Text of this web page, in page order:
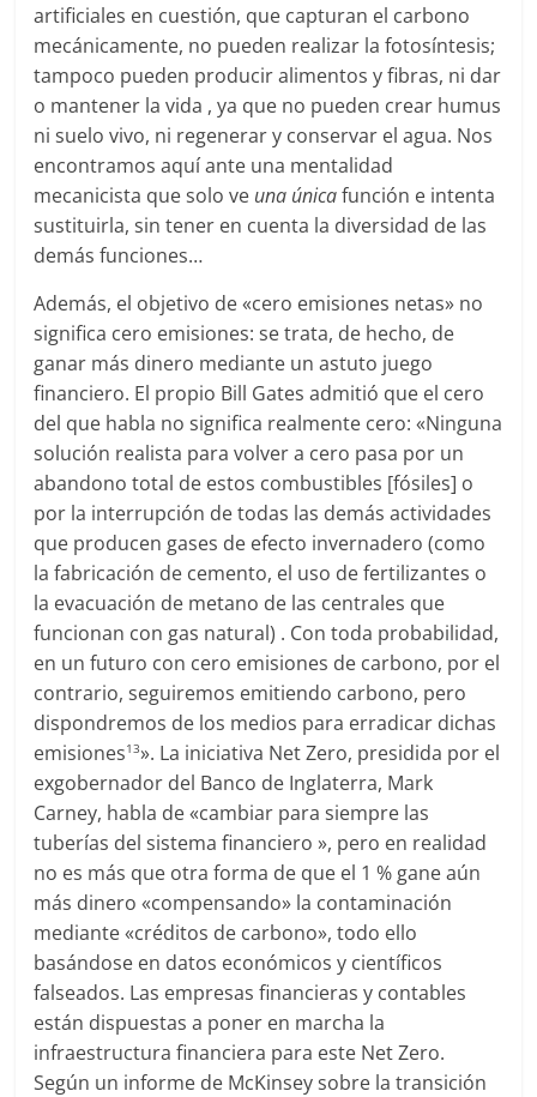
artificiales en cuestión, que capturan el carbono
mecánicamente, no pueden realizar la fotosíntesis;
tampoco pueden producir alimentos y fibras, ni dar
o mantener la vida , ya que no pueden crear humus
ni suelo vivo, ni regenerar y conservar el agua. Nos
encontramos aquí ante una mentalidad
mecanicista que solo ve una únicafunción e intenta
sustituirla, sin tener en cuenta la diversidad de las
demás funciones…
Además, el objetivo de «cero emisiones netas» no
significa cero emisiones: se trata, de hecho, de
ganar más dinero mediante un astuto juego
financiero. El propio Bill Gates admitió que el cero
del que habla no significa realmente cero: «Ninguna
solución realista para volver a cero pasa por un
abandono total de estos combustibles [fósiles] o
por la interrupción de todas las demás actividades
que producen gases de efecto invernadero (como
la fabricación de cemento, el uso de fertilizantes o
la evacuación de metano de las centrales que
funcionan con gas natural) . Con toda probabilidad,
en un futuro con cero emisiones de carbono, por el
contrario, seguiremos emitiendo carbono, pero
dispondremos de los medios para erradicar dichas
emisiones13». La iniciativa Net Zero, presidida por el
exgobernador del Banco de Inglaterra, Mark
Carney, habla de «cambiar para siempre las
tuberías del sistema financiero », pero en realidad
no es más que otra forma de que el 1 % gane aún
más dinero «compensando» la contaminación
mediante «créditos de carbono», todo ello
basándose en datos económicos y científicos
falseados. Las empresas financieras y contables
están dispuestas a poner en marcha la
infraestructura financiera para este Net Zero.
Según un informe de McKinsey sobre la transición